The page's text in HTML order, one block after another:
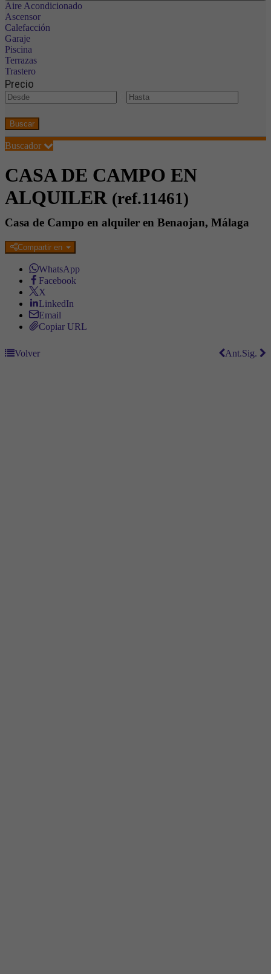
Aire Acondicionado
Ascensor
Calefacción
Garaje
Piscina
Terrazas
Trastero
Precio
Buscar
Buscador
CASA DE CAMPO EN
ALQUILER (ref.11461)
Casa de Campo en alquiler en Benaojan, Málaga
Compartir en
WhatsApp
Facebook
X
LinkedIn
Email
Copiar URL
Volver Sig.
Ant.